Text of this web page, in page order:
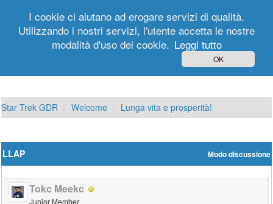
Registrati
Star Trek GDR Welcome Lunga vita e prosperità!
Modo discussione
LLAP
Tokc Meekc
Junior Member
I cookie ci aiutano ad erogare servizi di qualità.
Utilizzando i nostri servizi, l'utente accetta le nostre
modalità d'uso dei cookie. Leggi tutto
OK